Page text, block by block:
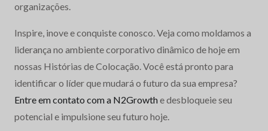
organizações.
Inspire, inove e conquiste conosco. Veja como moldamos a
liderança no ambiente corporativo dinâmico de hoje em
nossas Histórias de Colocação. Você está pronto para
identificar o líder que mudará o futuro da sua empresa?
Entre em contato com a N2Growthe desbloqueie seu
potencial e impulsione seu futuro hoje.